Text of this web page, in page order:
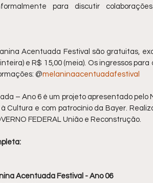
para discutir
Acentuada Festival são gratuitas,
e R$ 15,00 (meia). Os ingressos
@melaninaacentuadafestival
– Ano 6 é um projeto apresentado pelo
Cultura e com patrocínio da Bayer.
FEDERAL União e Reconstrução.
Acentuada Festival - Ano 06